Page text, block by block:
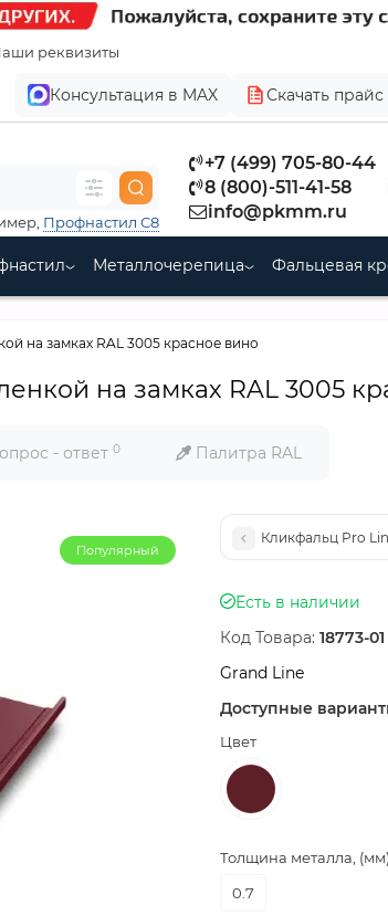
реквизиты
Консультация в MAX Скачать
+7 (499) 705-80-44
8 (800)-511-41-58
info@pkmm.ru
Профнастил С8
Металлочерепица Фальцевая
на замках RAL 3005 красное вино
на замках RAL 3005
- ответ 0 Палитра RAL
Популярный
Кликфальц Pro
Есть в наличии
Код Товара: 18773-01
Grand Line
Доступные
Цвет
Толщина металла, (мм)
0.7